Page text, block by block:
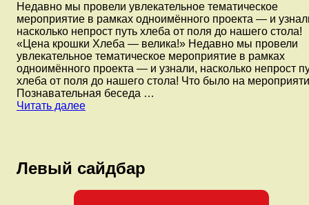
Недавно мы провели увлекательное тематическое
мероприятие в рамках одноимённого проекта — и
насколько непрост путь хлеба от поля до нашего стола!
«Цена крошки Хлеба — велика!» Недавно мы провели
увлекательное тематическое мероприятие в рамках
одноимённого проекта — и узнали, насколько непрост
хлеба от поля до нашего стола! Что было на
Познавательная беседа …
Читать далее«Цена
Левый сайдбар